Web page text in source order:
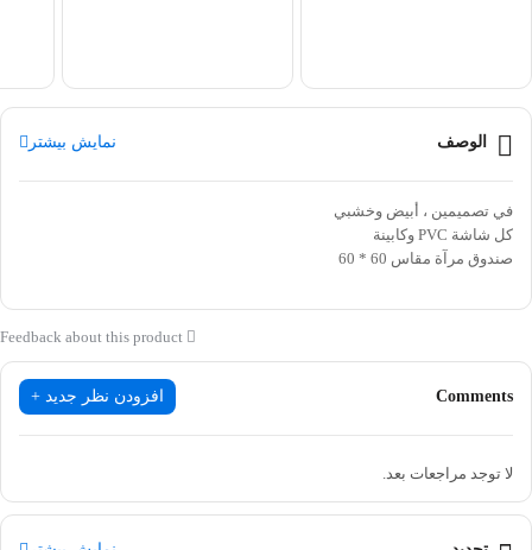
الوصف نمایش بیشتر
في تصميمين ، أبيض وخشبي
كل شاشة PVC وكابينة
صندوق مرآة مقاس 60 * 60
Feedback about this product
Comments افزودن نظر جدید +
لا توجد مراجعات بعد.